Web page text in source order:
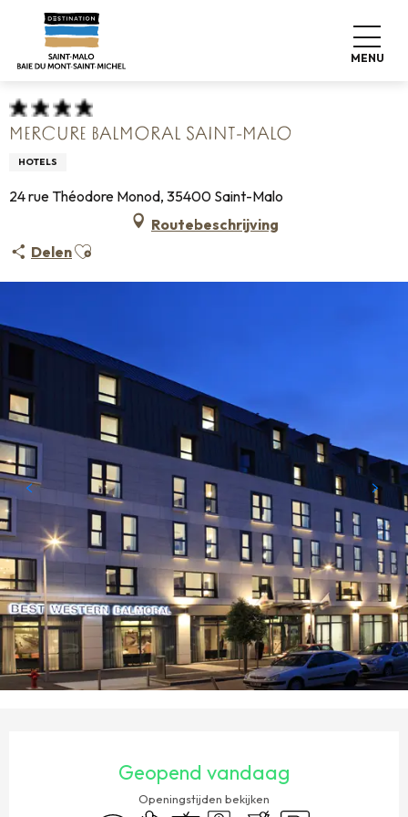
contenu
MENU
Home Koffers pakken
Mercure Balmoral Saint-Malo
MERCURE BALMORAL SAINT-MALO
HOTELS
24 rue Théodore Monod, 35400 Saint-Malo
Routebeschrijving
DelenAjouter aux favoris
Geopend vandaag
Openingstijden bekijken